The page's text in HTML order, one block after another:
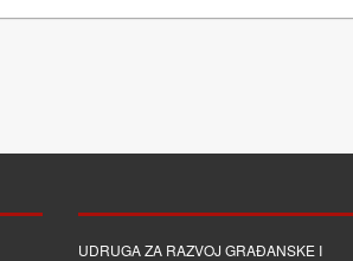
UDRUGA ZA RAZVOJ GRAĐANSKE I